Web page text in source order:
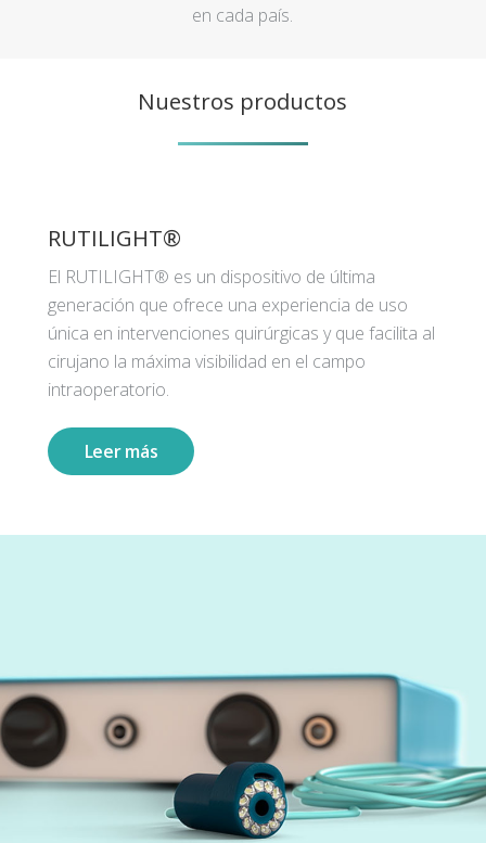
en cada país.
Nuestros productos
RUTILIGHT®
El RUTILIGHT® es un dispositivo de última
generación que ofrece una experiencia de uso
única en intervenciones quirúrgicas y que facilita al
cirujano la máxima visibilidad en el campo
intraoperatorio.
Leer más